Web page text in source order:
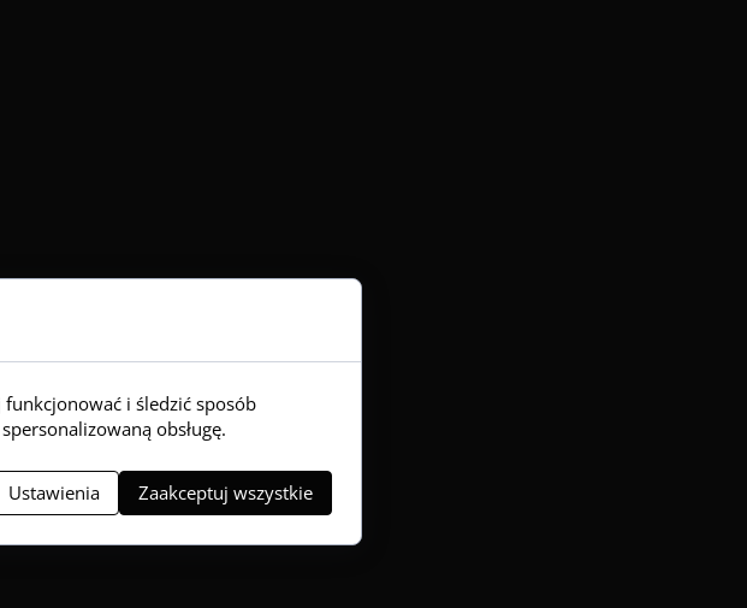
i śledzić sposób
obsługę.
Ustawienia Zaakceptuj wszystkie